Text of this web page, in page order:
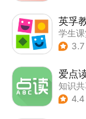
英孚
学生
3.7
爱点
知识
4.4